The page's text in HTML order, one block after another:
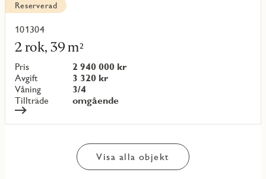
Reserverad
101304
2 rok, 39 m²
Pris
2 940 000 kr
Avgift
3 320 kr
Våning
3/4
Tillträde
omgående
Läs
mer
om
objekt
{objectNumber}
Visa alla objekt